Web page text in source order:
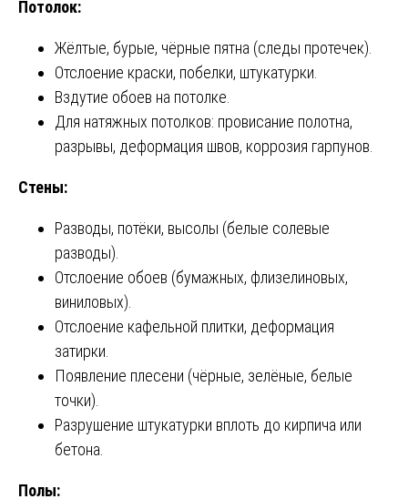
Потолок:
Жёлтые, бурые, чёрные пятна (следы протечек).
Отслоение краски, побелки, штукатурки.
Вздутие обоев на потолке.
Для натяжных потолков: провисание полотна,
разрывы, деформация швов, коррозия гарпунов.
Стены:
Разводы, потёки, высолы (белые солевые
разводы).
Отслоение обоев (бумажных, флизелиновых,
виниловых).
Отслоение кафельной плитки, деформация
затирки.
Появление плесени (чёрные, зелёные, белые
точки).
Разрушение штукатурки вплоть до кирпича или
бетона.
Полы: